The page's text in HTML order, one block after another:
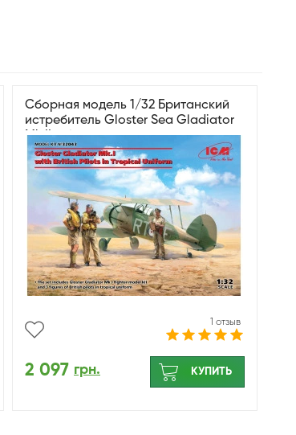
Сборная модель 1/32 Британский
истребитель Gloster Sea Gladiator
Mk.II с британскими пилотами
1 отзыв
2 097 грн. КУПИТЬ